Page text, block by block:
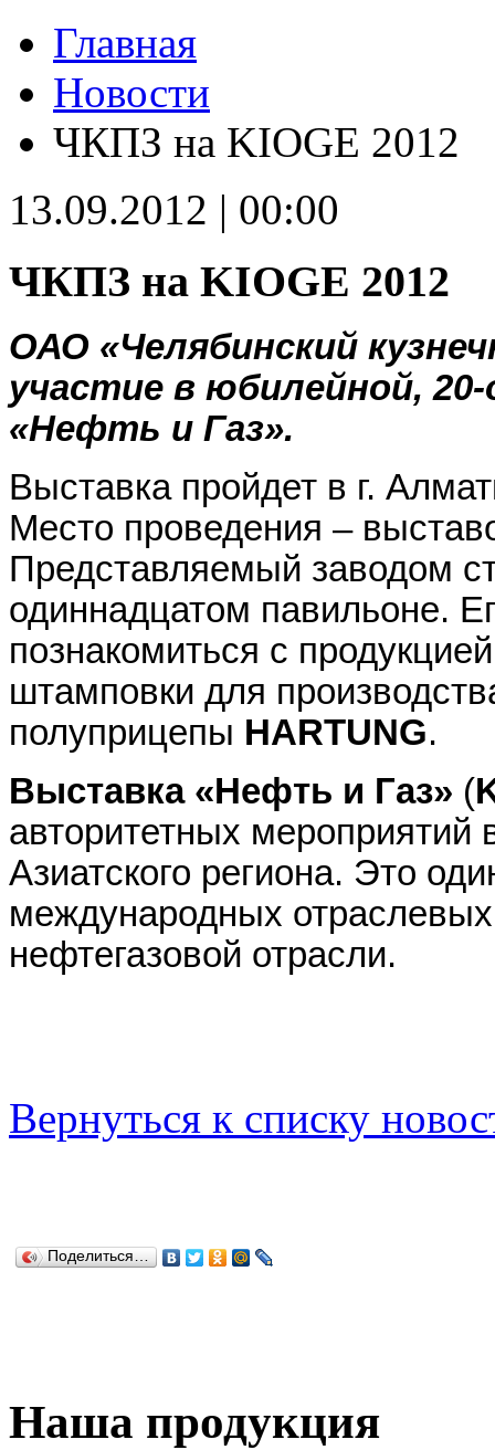
Главная
Новости
ЧКПЗ на KIOGE 2012
13.09.2012 | 00:00
ЧКПЗ на KIOGE 2012
ОАО «Челябинский
участие в юбилейной,
«Нефть и Газ».
Выставка пройдет в г.
Место проведения –
Представляемый заводом
одиннадцатом павильоне.
познакомиться с
штамповки для
полуприцепы HARTUNG.
Выставка «Нефть и Газ» (
авторитетных мероприятий
Азиатского региона. Это
международных
нефтегазовой отрасли.
Вернуться к списку
Поделиться…
Наша продукция